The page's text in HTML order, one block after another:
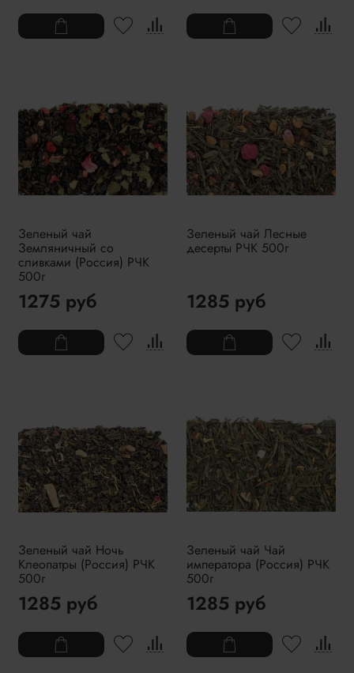
Зеленый чай
Земляничный со
сливками (Россия) РЧК
500г
1275 руб
Зеленый чай Лесные
десерты РЧК 500г
1285 руб
Зеленый чай Ночь
Клеопатры (Россия) РЧК
500г
1285 руб
Зеленый чай Чай
императора (Россия) РЧК
500г
1285 руб